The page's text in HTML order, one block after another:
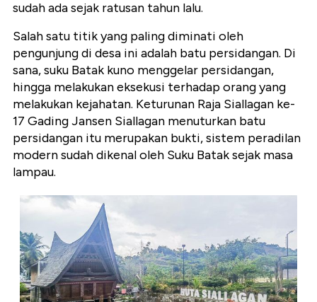
sudah ada sejak ratusan tahun lalu.
Salah satu titik yang paling diminati oleh
pengunjung di desa ini adalah batu persidangan. Di
sana, suku Batak kuno menggelar persidangan,
hingga melakukan eksekusi terhadap orang yang
melakukan kejahatan. Keturunan Raja Siallagan ke-
17 Gading Jansen Siallagan menuturkan batu
persidangan itu merupakan bukti, sistem peradilan
modern sudah dikenal oleh Suku Batak sejak masa
lampau.